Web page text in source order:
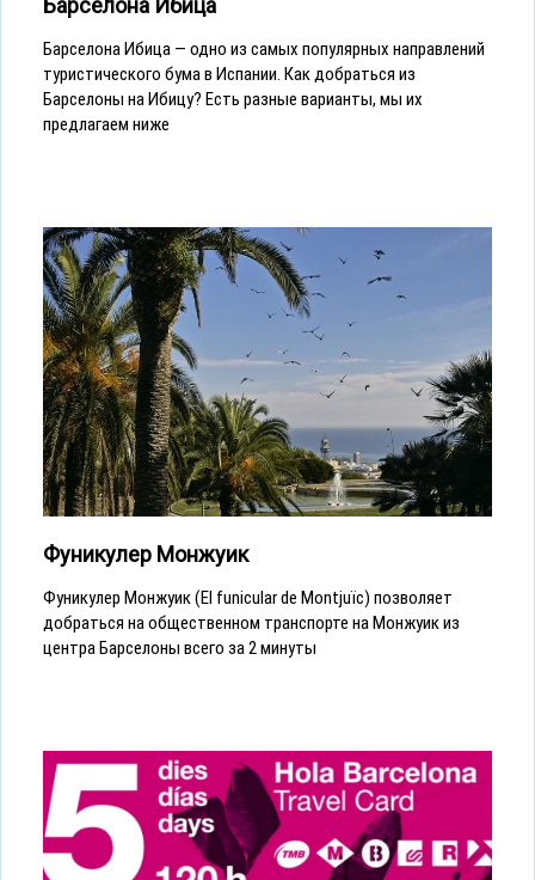
Барселона Ибица
Барселона Ибица — одно из самых популярных направлений
туристического бума в Испании. Как добраться из
Барселоны на Ибицу? Есть разные варианты, мы их
предлагаем ниже
Фуникулер Монжуик
Фуникулер Монжуик (El funicular de Montjuïc) позволяет
добраться на общественном транспорте на Монжуик из
центра Барселоны всего за 2 минуты